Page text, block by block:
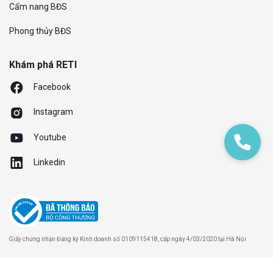
Cẩm nang BĐS
Phong thủy BĐS
Khám phá RETI
Facebook
Instagram
Youtube
Linkedin
Giấy chứng nhận Đăng ký Kinh doanh số 0109115418, cấp ngày 4/03/2020 tại Hà Nội